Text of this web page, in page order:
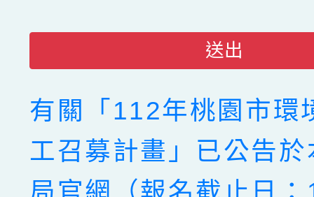
送出
有關「112年桃園市環
工召募計畫」已公告